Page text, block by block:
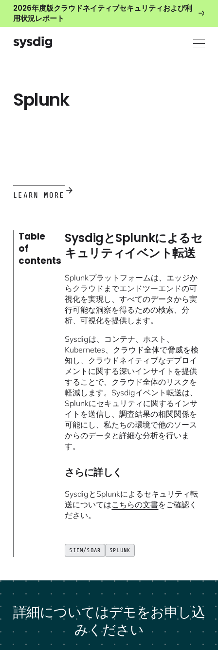
2026年度版クラウドネイティブセキュリティおよび利
用状況レポート
Splunk
LEARN MORE
Table
of
contents
SysdigとSplunkによるセ
キュリティイベント転送
Splunkプラットフォームは、エッジか
らクラウドまでエンドツーエンドの可
視化を実現し、すべてのデータから実
行可能な洞察を得るための検索、分
析、可視化を提供します。
Sysdigは、コンテナ、ホスト、
Kubernetes、クラウド全体で脅威を検
知し、クラウドネイティブなデプロイ
メントに関する深いインサイトを提供
することで、クラウド全体のリスクを
軽減します。Sysdigイベント転送は、
Splunkにセキュリティに関するインサ
イトを送信し、調査結果の相関関係を
可能にし、私たちの環境で他のソース
からのデータと詳細な分析を行いま
す。
さらに詳しく
SysdigとSplunkによるセキュリティ転
送についてはこちらの文書をご確認く
ださい。
SIEM/SOAR SPLUNK
詳細についてはデモをお申し込
みください